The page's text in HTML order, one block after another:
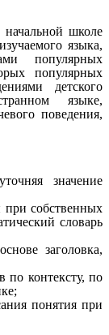
школе
языка,
популярных
популярных
детского
языке,
поведения,
значение
собственных
словарь
заголовка,
по контексту, по
понятия при